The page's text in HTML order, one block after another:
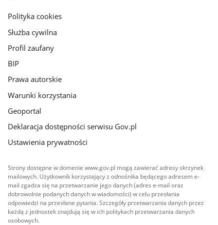
gov.pl
Polityka cookies
Służba cywilna
Profil zaufany
BIP
Prawa autorskie
Warunki korzystania
Geoportal
Deklaracja dostępności serwisu Gov.pl
Ustawienia prywatności
Strony dostępne w domenie www.gov.pl mogą zawierać adresy skrzynek
mailowych. Użytkownik korzystający z odnośnika będącego adresem e-
mail zgadza się na przetwarzanie jego danych (adres e-mail oraz
dobrowolnie podanych danych w wiadomości) w celu przesłania
odpowiedzi na przesłane pytania. Szczegóły przetwarzania danych przez
każdą z jednostek znajdują się w ich politykach przetwarzania danych
osobowych.